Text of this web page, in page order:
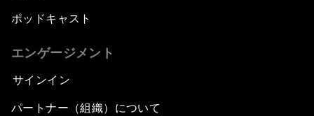
ポッドキャスト
エンゲージメント
サインイン
パートナー（組織）について